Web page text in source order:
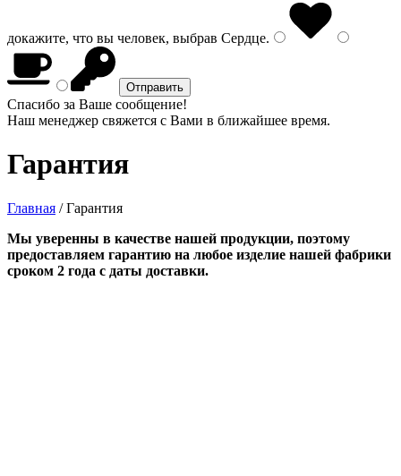
докажите, что вы человек, выбрав Сердце.
Спасибо за Ваше сообщение!
Наш менеджер свяжется с Вами в ближайшее время.
Гарантия
Главная /Гарантия
Мы уверенны в качестве нашей продукции, поэтому
предоставляем гарантию на любое изделие нашей фабрики
сроком 2 года с даты доставки.